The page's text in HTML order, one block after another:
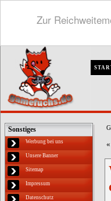
Zur
Sonstiges
Werbung bei uns
Unsere Banner
Sitemap
Impressum
Datenschutz
«